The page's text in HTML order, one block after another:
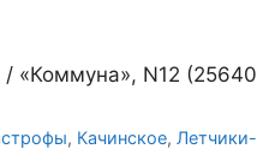
«Коммуна», N12
, Качинское,